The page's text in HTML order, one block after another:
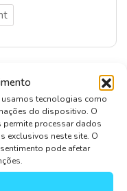
usamos tecnologias como
do dispositivo. O
processar dados
exclusivos neste site. O
pode afetar